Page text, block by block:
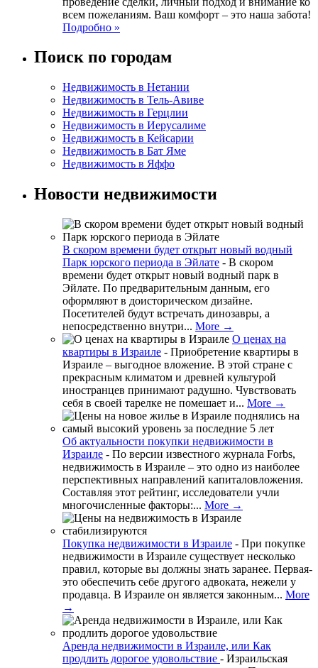
всем пожеланиям. Ваш комфорт – это наша забота!
Подробно »
Поиск по городам
Недвижимость в Нетании
Недвижимость в Тель-Авиве
Недвижимость в Герцлии
Недвижимость в Иерусалиме
Недвижимость в Кейсарии
Недвижимость в Бат Яме
Недвижимость в Яффо
Новости недвижимости
В скором времени будет открыт новый водный
Парк юрского периода в Эйлате - В скором
времени будет открыт новый водный парк в
Эйлате. По предварительным данным, его
оформляют в доисторическом дизайне.
Посетителей будут встречать динозавры, а
непосредственно внутри... More →
О ценах на
квартиры в Израиле - Приобретение квартиры в
Израиле – выгодное вложение. В этой стране с
прекрасным климатом и древней культурой
иностранцев принимают радушно. Чувствовать
себя в своей тарелке не помешает и... More →
Об актуальности покупки недвижимости в
Израиле - По версии известного журнала Forbs,
недвижимость в Израиле – это одно из наиболее
перспективных направлений капиталовложения.
Составляя этот рейтинг, исследователи учли
многочисленные факторы:... More →
Покупка недвижимости в Израиле - При покупке
недвижимости в Израиле существует несколько
правил, которые вы должны знать заранее. Первая-
это обеспечить себе другого адвоката, нежели у
продавца. В Израиле он является законным... More
→
Аренда недвижимости в Израиле, или Как
продлить дорогое удовольствие - Израильская